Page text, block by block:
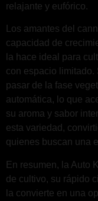
relajante y eufórico.
Los amantes del
capacidad de
la hace ideal para
con espacio limitado.
pasar de la fase
automática, lo que
su aroma y sabor
esta variedad,
quienes buscan una
En resumen, la Auto
de cultivo, su rápido
la convierte en una